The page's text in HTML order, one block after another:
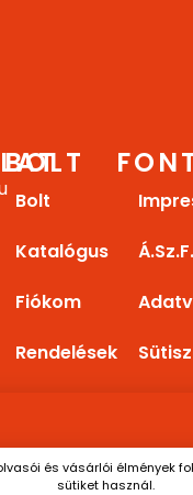
BOLT
Bolt
Katalógus
Fiókom
Rendelések
E-
könyv
Á.Sz.F.
és vásárlói élmények
sütiket használ.